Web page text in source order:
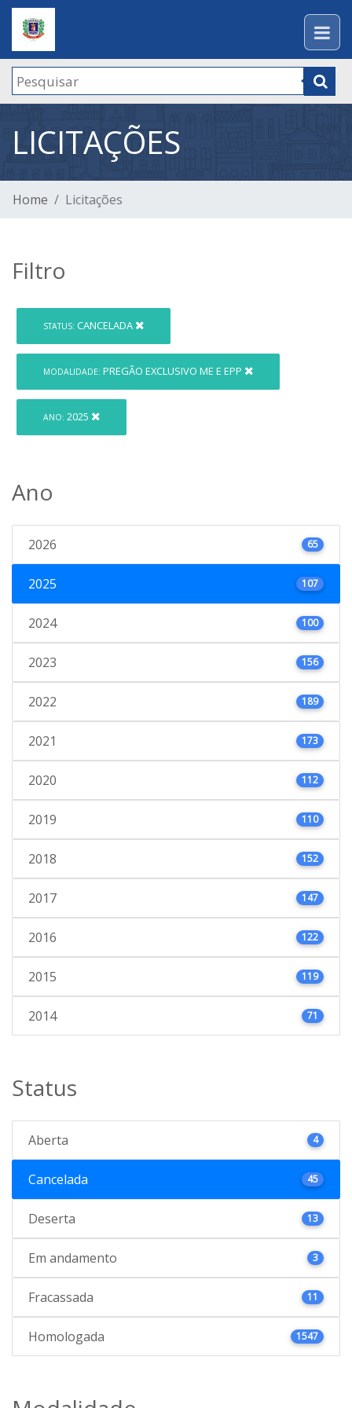
LICITAÇÕES
Home Licitações
Filtro
STATUS: CANCELADA
MODALIDADE: PREGÃO EXCLUSIVO ME E EPP
ANO: 2025
Ano
2026 65
2025 107
2024 100
2023 156
2022 189
2021 173
2020 112
2019 110
2018 152
2017 147
2016 122
2015 119
2014 71
Status
Aberta 4
Cancelada 45
Deserta 13
Em andamento 3
Fracassada 11
Homologada 1547